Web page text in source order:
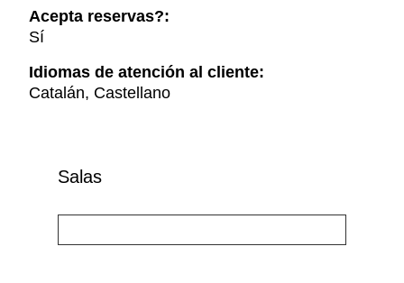
Acepta reservas?:
Sí
Idiomas de atención al cliente:
Catalán, Castellano
Salas